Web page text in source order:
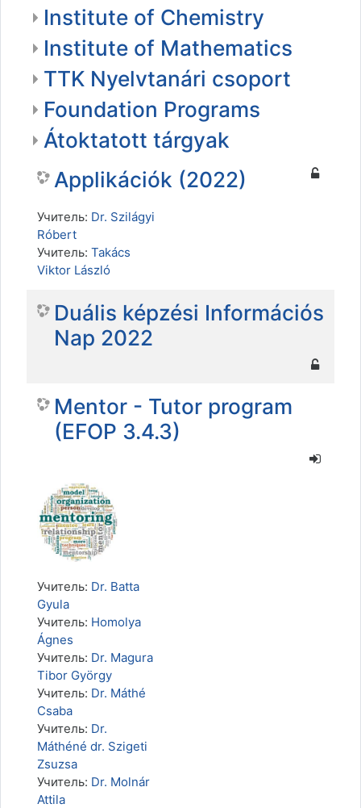
Institute of Chemistry
Institute of Mathematics
TTK Nyelvtanári csoport
Foundation Programs
Átoktatott tárgyak
Applikációk (2022)
Учитель: Dr. Szilágyi
Róbert
Учитель: Takács
Viktor László
Duális képzési Információs
Nap 2022
Mentor - Tutor program
(EFOP 3.4.3)
Учитель: Dr. Batta
Gyula
Учитель: Homolya
Ágnes
Учитель: Dr. Magura
Tibor György
Учитель: Dr. Máthé
Csaba
Учитель: Dr.
Máthéné dr. Szigeti
Zsuzsa
Учитель: Dr. Molnár
Attila